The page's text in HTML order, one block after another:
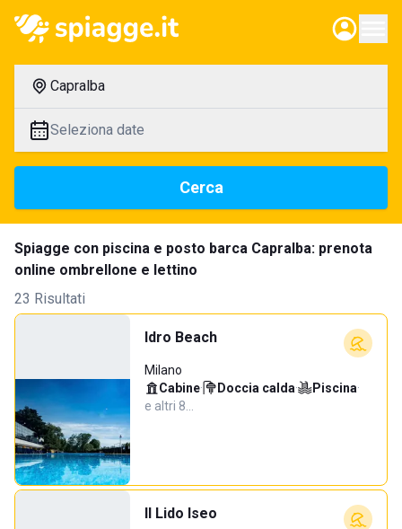
Capralba
Seleziona date
Cerca
Spiagge con piscina e posto barca Capralba: prenota
online ombrellone e lettino
23 Risultati
Idro Beach
Milano
Cabine· Doccia calda· Piscina·
e altri 8…
Il Lido Iseo